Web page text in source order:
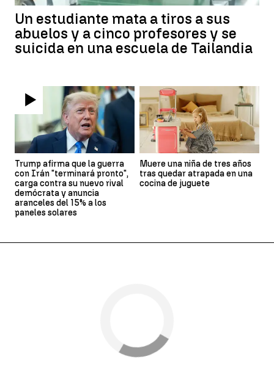
Un estudiante mata a tiros a sus
abuelos y a cinco profesores y se
suicida en una escuela de Tailandia
Trump afirma que la guerra
con Irán "terminará pronto",
carga contra su nuevo rival
demócrata y anuncia
aranceles del 15% a los
paneles solares
Muere una niña de tres años
tras quedar atrapada en una
cocina de juguete